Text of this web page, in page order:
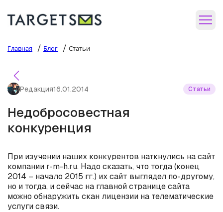
Главная / Блог / Статьи
Редакция16.01.2014 Статьи
Недобросовестная
конкуренция
При изучении наших конкурентов наткнулись на сайт
компании r-m-h.ru. Надо сказать, что тогда (конец
2014 – начало 2015 гг.) их сайт выглядел по-другому,
но и тогда, и сейчас на главной странице сайта
можно обнаружить скан лицензии на телематические
услуги связи.